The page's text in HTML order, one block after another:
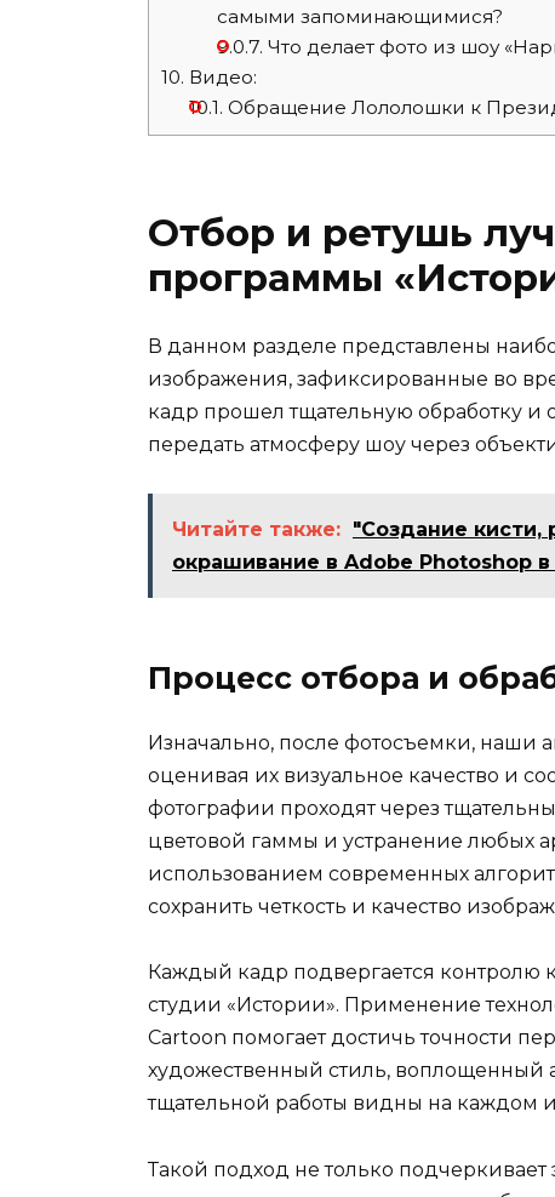
самыми запоминающимися?
9.0.7. Что делает фото из шоу
10. Видео:
10.1. Обращение Лололошки к
Отбор и ретушь
программы
В данном разделе представлены
изображения, зафиксированные во
кадр прошел тщательную обработку и
передать атмосферу шоу через
Читайте также: "Создание кисти,
окрашивание в Adobe Photoshop
Процесс отбора и
Изначально, после фотосъемки, наши
оценивая их визуальное качество и
фотографии проходят через
цветовой гаммы и устранение любых
использованием современных
сохранить четкость и качество
Каждый кадр подвергается контролю
студии «Истории». Применение
Cartoon помогает достичь точности
художественный стиль, воплощенный
тщательной работы видны на каждом
Такой подход не только